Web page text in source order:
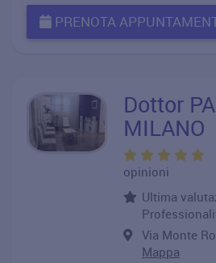
PRENOTA
Dottor
MILANO
opinioni
Ultima
Via Monte
Mappa